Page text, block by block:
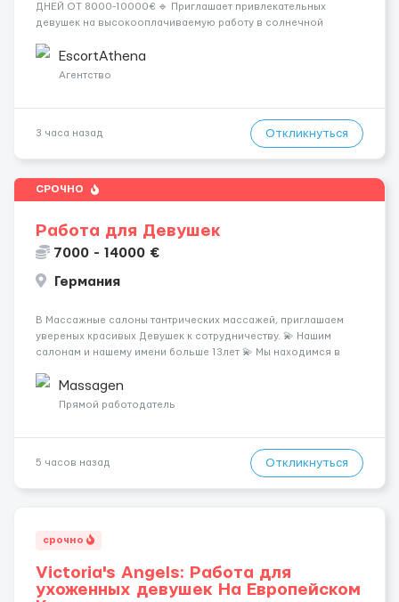
ДНЕЙ ОТ 8000-10000€ 🔹 Приглашает привлекательных
девушек на высокооплачиваемую работу в солнечной
хорошие деньги 💶 — это предложение для тебя! 🔹
Требования: ✔️ Возраст от ...
EscortAthena
Агентство
3 часа назад Откликнуться
СРОЧНО
Работа для Девушек
7000 - 14000 €
Германия
В Массажные салоны тантрических массажей, приглашаем
увереных красивых Девушек к сотрудничеству. 💫 Нашим
салонам и нашему имени больше 13лет 💫 Мы находимся в
заработная плата 💚Мы гарантируем Наличие работы. Поток 💝
incall / Out...
Massagen
Прямой работодатель
5 часов назад Откликнуться
срочно
Victoria's Angels: Работа для
ухоженных девушек На Европейском